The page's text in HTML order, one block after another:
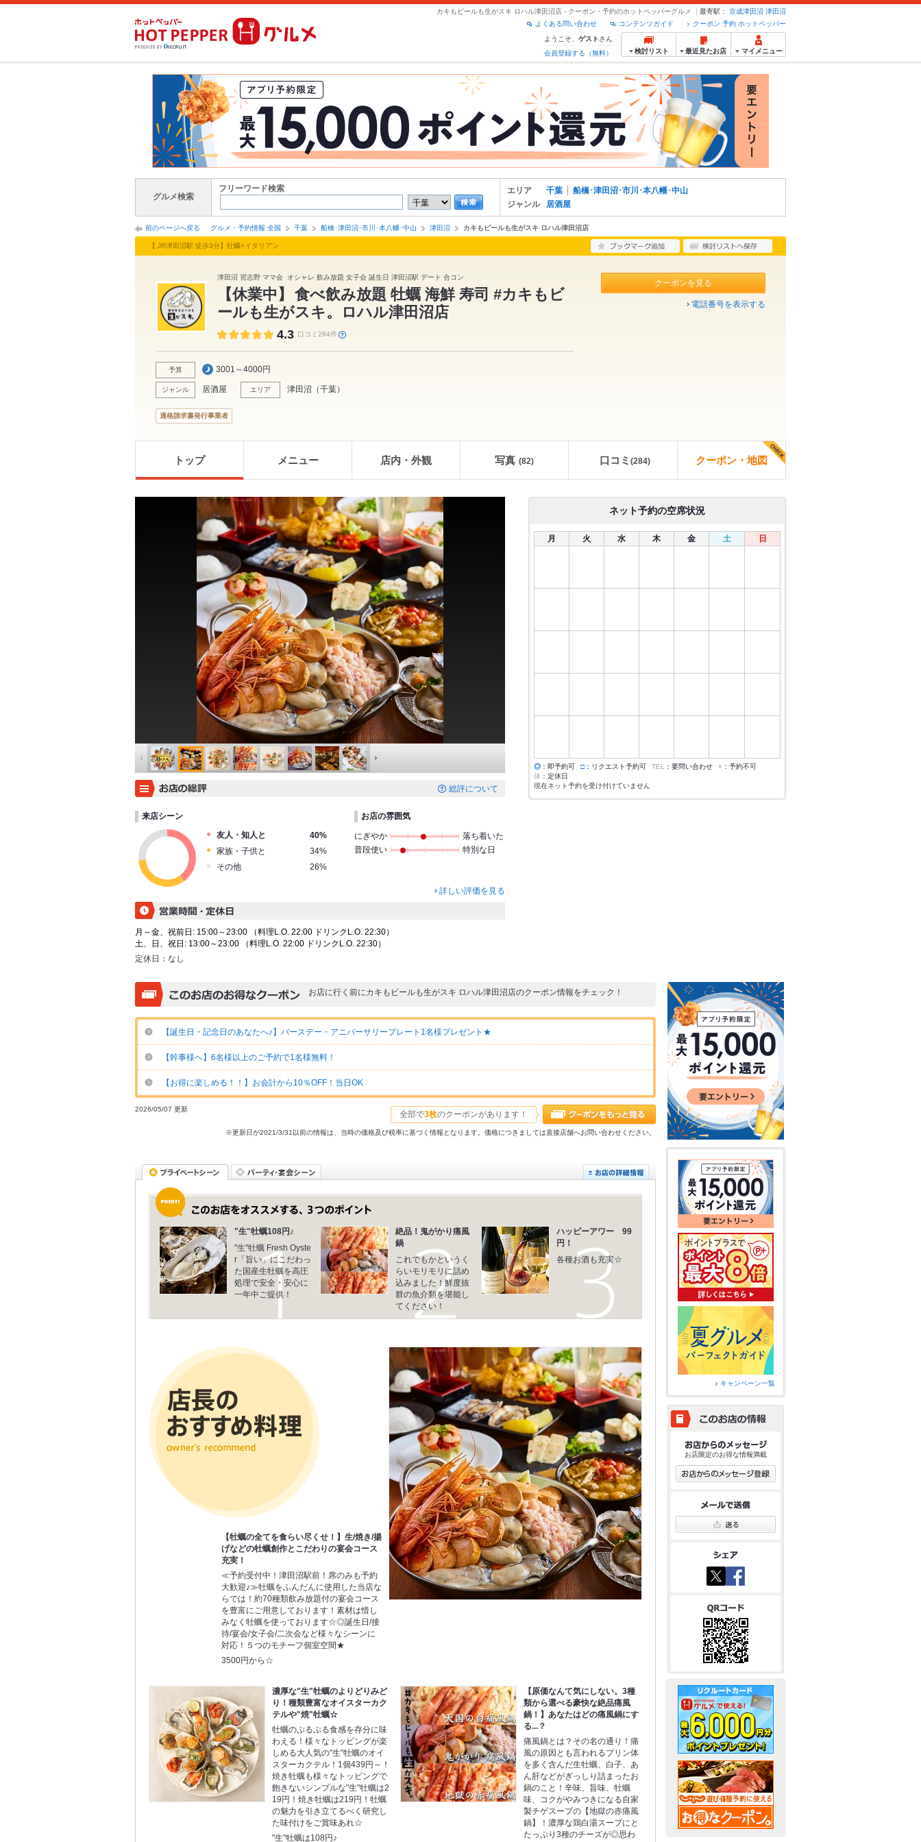
カキもビールも生がスキ ロハル津田沼店 - クーポン・予約のホットペッパーグルメ 最寄駅： 京成津田沼 津田沼
クーポン 予約 ホットペッパー
コンテンツガイド
よくある問い合わせ
ようこそ、 ゲスト さん
会員登録する（無料）
検討リスト 最近見たお店 マイメニュー
グルメ検索
フリーワード検索 エリア 千葉
船橋･津田沼･市川･本八幡･中山
ジャンル
居酒屋
前のページへ戻る グルメ・予約情報 全国 千葉 船橋･津田沼･市川･本八幡･中山 津田沼 カキもビールも生がスキ ロハル津田沼店
【 JR津田沼駅 徒歩3分】牡蠣×イタリアン
津田沼 習志野 ママ会 オシャレ 飲み放題 女子会 誕生日 津田沼駅 デート 合コン
【休業中】
食べ飲み放題 牡蠣 海鮮 寿司 #カキもビ
ールも生がスキ。ロハル津田沼店
4.3 口コミ284件
予算 3001～4000円
ジャンル 居酒屋 エリア 津田沼 （千葉）
クーポンを見る
電話番号を表示する
適格請求書発行事業者
トップ メニュー 店内・外観 写真 (82) 口コミ (284) クーポン・地図
総評について
来店シーン
友人・知人と
40%
家族・子供と
34%
その他
26%
お店の雰囲気
にぎやか
落ち着いた
普段使い
特別な日
詳しい評価を見る
月～金、祝前日: 15:00～23:00 （料理L.O. 22:00 ドリンクL.O. 22:30）
土、日、祝日: 13:00～23:00 （料理L.O. 22:00 ドリンクL.O. 22:30）
定休日： なし
ネット予約の空席状況
月 火 水 木 金 土 日
◎ ：即予約可 □ ：リクエスト予約可 TEL ：要問い合わせ × ：予約不可
休 ：定休日
現在ネット予約を受け付けていません
お店に行く前にカキもビールも生がスキ ロハル津田沼店のクーポン情報をチェック！
【誕生日・記念日のあなたへ♪】バースデー・アニバーサリープレート1名様プレゼント★
【幹事様へ】6名様以上のご予約で1名様無料！
【お得に楽しめる！！】お会計から10％OFF！当日OK
全部で3枚のクーポンがあります！
2026/05/07 更新
※更新日が2021/3/31以前の情報は、当時の価格及び税率に基づく情報となります。価格につきましては直接店舗へお問い合わせください。
"生"牡蠣108円♪
"生"牡蠣 Fresh Oyste
r「旨い」にこだわっ
た国産生牡蠣を高圧
処理で安全・安心に
一年中ご提供！
絶品！鬼がかり痛風
鍋
これでもかというく
らいモリモリに詰め
込みました！鮮度抜
群の魚介類を堪能し
てください！
ハッピーアワー 99
円！
各種お酒も充実☆
【牡蠣の全てを食らい尽くせ！】生/焼き/揚
げなどの牡蠣創作とこだわりの宴会コース
充実！
≪予約受付中！津田沼駅前！席のみも予約
大歓迎♪≫牡蠣をふんだんに使用した当店な
らでは！約70種類飲み放題付の宴会コース
を豊富にご用意しております！素材は惜し
みなく牡蠣を使っております☆◎誕生日/接
待/宴会/女子会/二次会など様々なシーンに
対応！５つのモチーフ個室空間★
3500円から☆
濃厚な"生"牡蠣のよりどりみど
り！種類豊富なオイスターカク
テルや"焼"牡蠣☆
牡蠣のぷるぷる食感を存分に味
わえる！様々なトッピングが楽
しめる大人気の"生"牡蠣のオイ
スターカクテル！1個439円～！
焼き牡蠣も様々なトッピングで
飽きないシンプルな"生"牡蠣は2
19円！焼き牡蠣は219円！牡蠣
の魅力を引き立てるべく研究し
た味付けをご賞味あれ☆
"生"牡蠣は108円♪
【原価なんて気にしない。3種
類から選べる豪快な絶品痛風
鍋！】あなたはどの痛風鍋にす
る...？
痛風鍋とは？その名の通り！痛
風の原因とも言われるプリン体
を多く含んだ生牡蠣、白子、あ
ん肝などがぎっしり詰まったお
鍋のこと！辛味、旨味、牡蠣
味、コクがやみつきになる自家
製チゲスープの【地獄の赤痛風
鍋】！濃厚な鶏白湯スープにと
たっぷり3種のチーズが◎思わ
キャンペーン一覧
お店限定のお得な情報満載